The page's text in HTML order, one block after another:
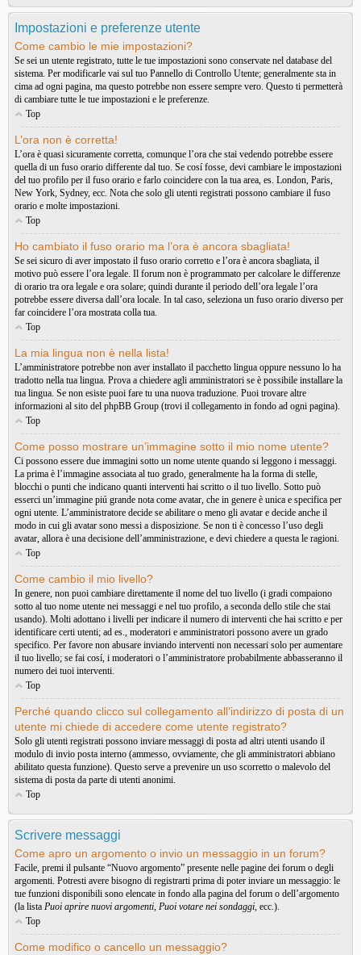
Impostazioni e preferenze utente
Come cambio le mie impostazioni?
Se sei un utente registrato, tutte le tue impostazioni sono conservate nel database del
sistema. Per modificarle vai sul tuo Pannello di Controllo Utente; generalmente sta in
cima ad ogni pagina, ma questo potrebbe non essere sempre vero. Questo ti permetterà
di cambiare tutte le tue impostazioni e le preferenze.
Top
L’ora non è corretta!
L’ora è quasi sicuramente corretta, comunque l’ora che stai vedendo potrebbe essere
quella di un fuso orario differente dal tuo. Se cosí fosse, devi cambiare le impostazioni
del tuo profilo per il fuso orario e farlo coincidere con la tua area, es. London, Paris,
New York, Sydney, ecc. Nota che solo gli utenti registrati possono cambiare il fuso
orario e molte impostazioni.
Top
Ho cambiato il fuso orario ma l’ora è ancora sbagliata!
Se sei sicuro di aver impostato il fuso orario corretto e l’ora è ancora sbagliata, il
motivo può essere l’ora legale. Il forum non è programmato per calcolare le differenze
di orario tra ora legale e ora solare; quindi durante il periodo dell’ora legale l’ora
potrebbe essere diversa dall’ora locale. In tal caso, seleziona un fuso orario diverso per
far coincidere l’ora mostrata colla tua.
Top
La mia lingua non è nella lista!
L’amministratore potrebbe non aver installato il pacchetto lingua oppure nessuno lo ha
tradotto nella tua lingua. Prova a chiedere agli amministratori se è possibile installare la
tua lingua. Se non esiste puoi fare tu una nuova traduzione. Puoi trovare altre
informazioni al sito del phpBB Group (trovi il collegamento in fondo ad ogni pagina).
Top
Come posso mostrare un’immagine sotto il mio nome utente?
Ci possono essere due immagini sotto un nome utente quando si leggono i messaggi.
La prima è l’immagine associata al tuo grado, generalmente ha la forma di stelle,
blocchi o punti che indicano quanti interventi hai scritto o il tuo livello. Sotto può
esserci un’immagine piú grande nota come avatar, che in genere è unica e specifica per
ogni utente. L’amministratore decide se abilitare o meno gli avatar e decide anche il
modo in cui gli avatar sono messi a disposizione. Se non ti è concesso l’uso degli
avatar, allora è una decisione dell’amministrazione, e devi chiedere a questa le ragioni.
Top
Come cambio il mio livello?
In genere, non puoi cambiare direttamente il nome del tuo livello (i gradi compaiono
sotto al tuo nome utente nei messaggi e nel tuo profilo, a seconda dello stile che stai
usando). Molti adottano i livelli per indicare il numero di interventi che hai scritto e per
identificare certi utenti; ad es., moderatori e amministratori possono avere un grado
specifico. Per favore non abusare inviando interventi non necessari solo per aumentare
il tuo livello; se fai cosí, i moderatori o l’amministratore probabilmente abbasseranno il
numero dei tuoi interventi.
Top
Perché quando clicco sul collegamento all’indirizzo di posta di un
utente mi chiede di accedere come utente registrato?
Solo gli utenti registrati possono inviare messaggi di posta ad altri utenti usando il
modulo di invio posta interno (ammesso, ovviamente, che gli amministratori abbiano
abilitato questa funzione). Questo serve a prevenire un uso scorretto o malevolo del
sistema di posta da parte di utenti anonimi.
Top
Scrivere messaggi
Come apro un argomento o invio un messaggio in un forum?
Facile, premi il pulsante “Nuovo argomento” presente nelle pagine dei forum o degli
argomenti. Potresti avere bisogno di registrarti prima di poter inviare un messaggio: le
tue funzioni disponibili sono elencate in fondo alla pagina del forum o dell’argomento
(la lista Puoi aprire nuovi argomenti, Puoi votare nei sondaggi, ecc.).
Top
Come modifico o cancello un messaggio?